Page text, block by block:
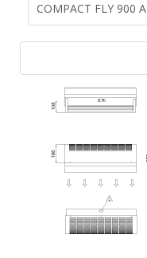
COMPACT FLY 900 A